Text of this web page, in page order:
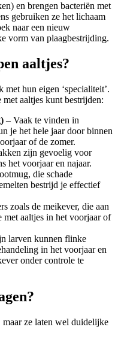
en brengen bacteriën met
gebruiken ze het lichaam
naar een nieuw
vorm van plaagbestrijding.
aaltjes?
hun eigen ‘specialiteit’.
aaltjes kunt bestrijden:
– Vaak te vinden in
je het hele jaar door binnen
of de zomer.
zijn gevoelig voor
het voorjaar en najaar.
die schade
bestrijd je effectief
zoals de meikever, die aan
met aaltjes in het voorjaar of
larven kunnen flinke
in het voorjaar en
onder controle te
maar ze laten wel duidelijke